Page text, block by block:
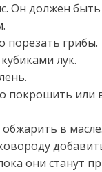
Он должен быть
порезать грибы.
лук.
покрошить или
в масле.
они станут